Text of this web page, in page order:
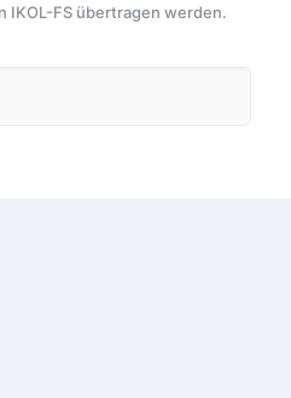
IKOL-FS übertragen werden.